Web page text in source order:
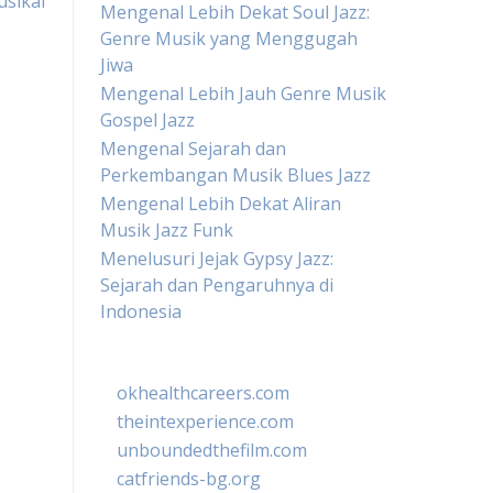
Mengenal Lebih Dekat Soul Jazz:
Genre Musik yang Menggugah
Jiwa
Mengenal Lebih Jauh Genre Musik
Gospel Jazz
Mengenal Sejarah dan
Perkembangan Musik Blues Jazz
Mengenal Lebih Dekat Aliran
Musik Jazz Funk
Menelusuri Jejak Gypsy Jazz:
Sejarah dan Pengaruhnya di
Indonesia
okhealthcareers.com
theintexperience.com
unboundedthefilm.com
catfriends-bg.org